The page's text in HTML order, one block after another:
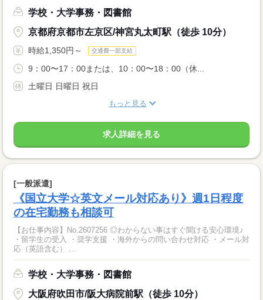
学校・大学事務・図書館
京都府京都市左京区/神宮丸太町駅（徒歩 10分）
時給1,350円～ 交通費一部支給
9：00〜17：00または、10：00〜18：00（休...
土曜日 日曜日 祝日
もっと見る
求人詳細を見る
[一般派遣]
《国立大学☆英文メール対応あり》週1日程度
の在宅勤務も相談可
【お仕事内容】No.2607256 ◎わからない事はすぐ聞ける安心環境♪
・留学生の受入 ・奨学支援 ・海外からの問い合わせ対応 ・メール対
応（英語含む） ...
学校・大学事務・図書館
大阪府吹田市/阪大病院前駅（徒歩 10分）